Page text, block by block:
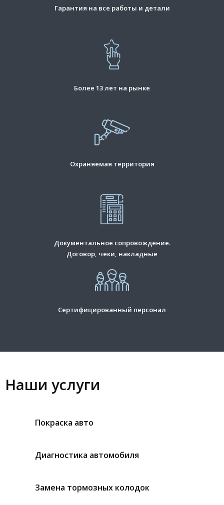
Гарантия на все работы и детали
Более 13 лет на рынке
Охраняемая территория
Документальное сопровождение.
Договор, чеки, накладные
Сертифицированный персонал
Наши услуги
Покраска авто
Диагностика автомобиля
Замена тормозных колодок